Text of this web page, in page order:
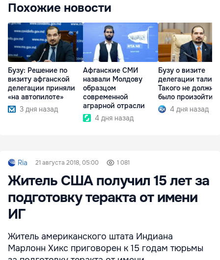
Похожие новости
Бузу: Решение по
визиту афганской
делегации приняли
«на автопилоте»
3 дня назад
Афганские СМИ
назвали Молдову
образцом
современной
аграрной отрасли
4 дня назад
Бузу о визите
делегации
Такого не должно
было произойти
4 дня назад
Ria 21 августа 2018, 05:00 1 081
Житель США получил 15 лет за
подготовку теракта от имени
ИГ
Житель американского штата Индиана
Марлонн Хикс приговорен к 15 годам тюрьмы